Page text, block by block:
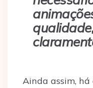
Ainda assim,